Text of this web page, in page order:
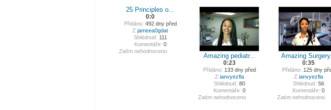
25 Principles o...
0:0
Přidáno: 492 dny před
Z jameea0gdat
Shlédnutí: 111
Komentáře: 0
Zatím nehodnoceno
Amazing pediatr...
0:23
Přidáno: 133 dny před
Z ianvyezfla
Shlédnutí: 80
Komentáře: 0
Zatím nehodnoceno
Amazing
0:35
Přidáno: 125 dny
Z ianvyezfla
Shlédnutí: 56
Komentáře: 0
Zatím nehodnoceno